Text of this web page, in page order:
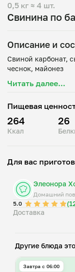
Свинина по
0,5 кг ≈ 4 шт.
Описание и
Свиной карбонат,
Читать далее...
Пищевая
264
Ккал
26
Для вас
Элеонора
Домашний
5.0
Доставка
Другие блюда
Завтра c 06:00